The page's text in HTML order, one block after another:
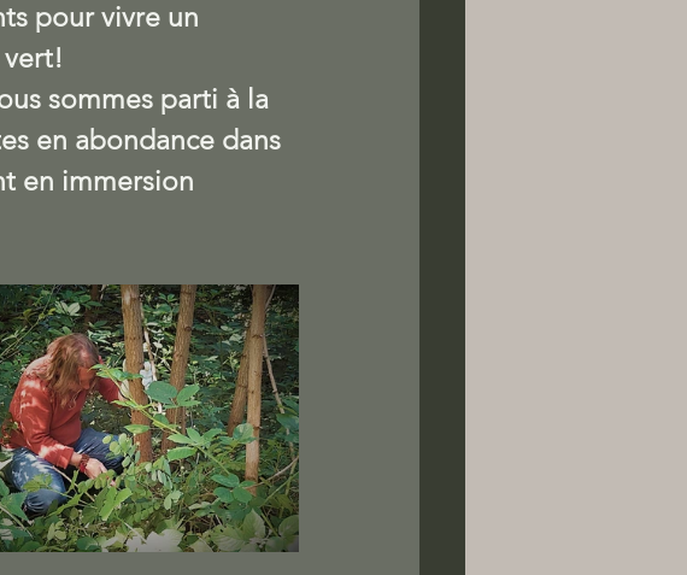
pour vivre un
sommes parti à la
en abondance dans
en immersion